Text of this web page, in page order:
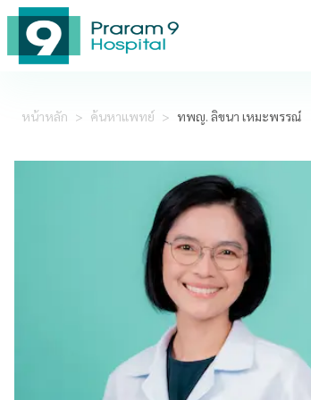
หน้าหลัก > ค้นหาแพทย์ > ทพญ. ลิขนา เหมะพรรณ์